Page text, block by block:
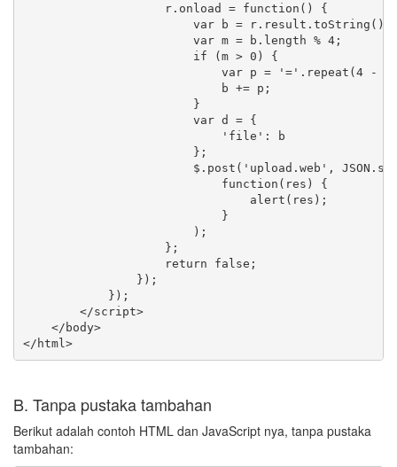
                    r.onload = function() {
var b =
                        var m = b.length % 4;
                        if (m > 0) {
var p = '='.repeat(4 -
                            b += p;
                        }
                        var d = {
                            'file': b
                        };
$.post('upload.web',
                            function(res) {
                                alert(res);
                            }
                        );
                    };
                    return false;
                });
            });
        </script>
    </body>
</html>
B. Tanpa pustaka tambahan
Berikut adalah contoh HTML dan JavaScript nya, tanpa pustaka
tambahan: